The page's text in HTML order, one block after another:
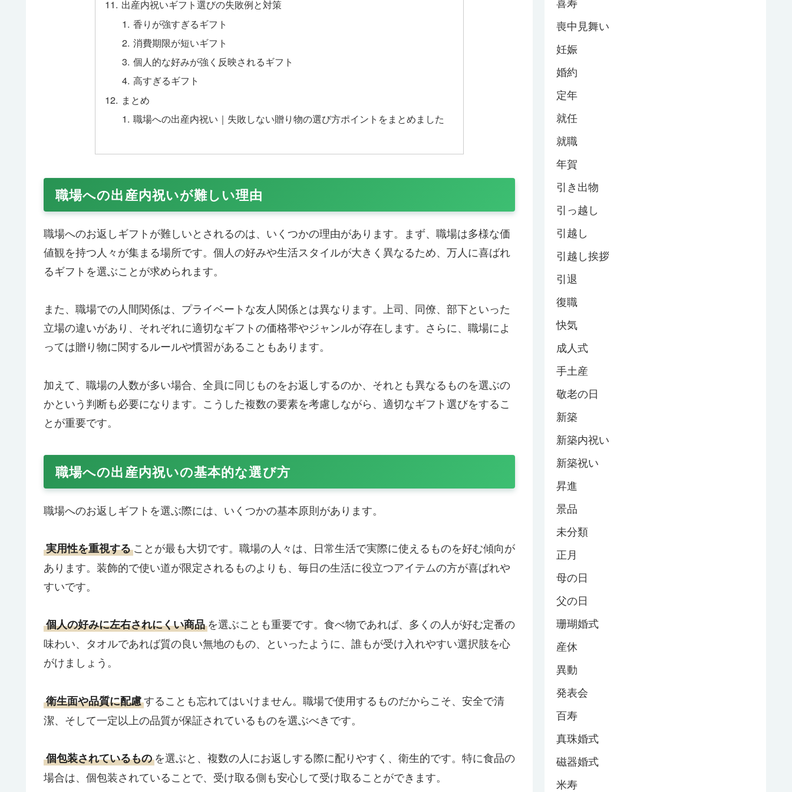
出産内祝いギフト選びの失敗例と対策
香りが強すぎるギフト
消費期限が短いギフト
個人的な好みが強く反映されるギフト
高すぎるギフト
まとめ
職場への出産内祝い｜失敗しない贈り物の選び方ポイントをまとめました
職場への出産内祝いが難しい理由
職場へのお返しギフトが難しいとされるのは、いくつかの理由があります。まず、職場は多様な価
値観を持つ人々が集まる場所です。個人の好みや生活スタイルが大きく異なるため、万人に喜ばれ
るギフトを選ぶことが求められます。
また、職場での人間関係は、プライベートな友人関係とは異なります。上司、同僚、部下といった
立場の違いがあり、それぞれに適切なギフトの価格帯やジャンルが存在します。さらに、職場によ
っては贈り物に関するルールや慣習があることもあります。
加えて、職場の人数が多い場合、全員に同じものをお返しするのか、それとも異なるものを選ぶの
かという判断も必要になります。こうした複数の要素を考慮しながら、適切なギフト選びをするこ
とが重要です。
職場への出産内祝いの基本的な選び方
職場へのお返しギフトを選ぶ際には、いくつかの基本原則があります。
実用性を重視する ことが最も大切です。職場の人々は、日常生活で実際に使えるものを好む傾向が
あります。装飾的で使い道が限定されるものよりも、毎日の生活に役立つアイテムの方が喜ばれや
すいです。
個人の好みに左右されにくい商品 を選ぶことも重要です。食べ物であれば、多くの人が好む定番の
味わい、タオルであれば質の良い無地のもの、といったように、誰もが受け入れやすい選択肢を心
がけましょう。
衛生面や品質に配慮することも忘れてはいけません。職場で使用するものだからこそ、安全で清
潔、そして一定以上の品質が保証されているものを選ぶべきです。
個包装されているもの を選ぶと、複数の人にお返しする際に配りやすく、衛生的です。特に食品の
場合は、個包装されていることで、受け取る側も安心して受け取ることができます。
喪中見舞い
妊娠
婚約
定年
就任
就職
年賀
引き出物
引っ越し
引越し
引越し挨拶
引退
復職
快気
成人式
手土産
敬老の日
新築
新築内祝い
新築祝い
昇進
景品
未分類
正月
母の日
父の日
珊瑚婚式
産休
異動
発表会
百寿
真珠婚式
磁器婚式
米寿